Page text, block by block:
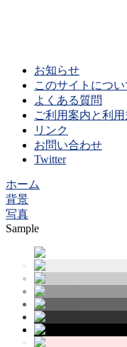
お知らせ
このサイトについ
よくある質問
ご利用案内と利用
リンク
お問い合わせ
Twitter
ホーム
背景
写真
Sample